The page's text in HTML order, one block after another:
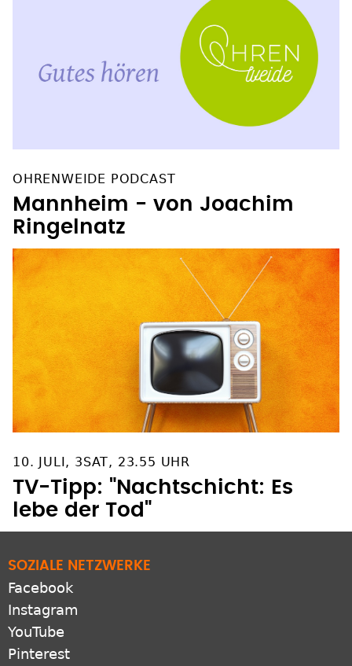
OHRENWEIDE PODCAST
Mannheim - von Joachim
Ringelnatz
10. JULI, 3SAT, 23.55 UHR
TV-Tipp: "Nachtschicht: Es
lebe der Tod"
SOZIALE NETZWERKE
Facebook
Instagram
YouTube
Pinterest